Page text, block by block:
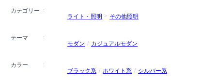
カテゴリー
ライト・照明
その他照明
テーマ
モダン
カジュアルモダン
カラー
ブラック系
ホワイト系 シルバー系